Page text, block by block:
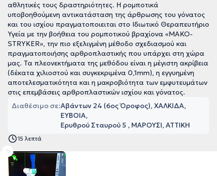
αθλητικές τους δραστηριότητες. Η ρομποτικά
υποβοηθούμενη αντικατάσταση της άρθρωσης του γόνατος
και του ισχίου πραγματοποιειται στο Ιδιωτικό Θεραπευτήριο
Υγεία με την βοήθεια του ρομποτικού βραχίονα «MAKO-
STRYKER», την πιο εξελιγμένη μέθοδο σχεδιασμού και
πραγματοποιήσης αρθροπλαστικής που υπάρχει στη χώρα
μας. Τα πλεονεκτήματα της μεθόδου είναι η μέγιστη ακρίβεια
(δέκατα χιλιοστού και συγκεκριμένα 0,1mm), η εγγυημένη
αποτελεσματικότητα και η μακροβιότητα των εμφυτευμάτων
στις επεμβάσεις αρθροπλαστικών ισχίου και γόνατος.
Διαθέσιμο σε:Αβάντων 24 (6ος Όροφος), ΧΑΛΚΙΔΑ,
ΕΥΒΟΙΑ
Ερυθρού Σταυρού 5 , ΜΑΡΟΥΣΙ, ΑΤΤΙΚΗ
15 λεπτά